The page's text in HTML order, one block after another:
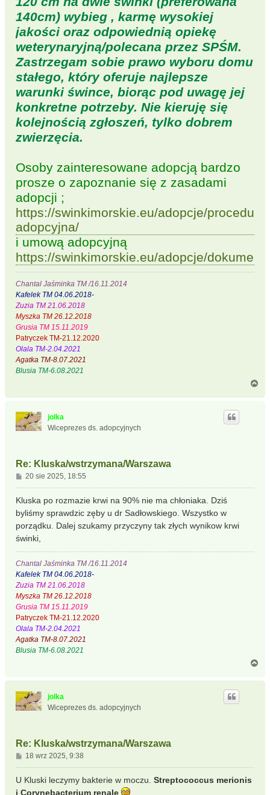
140cm) wybieg , karmę wysokiej
jakości oraz odpowiednią opiekę
weterynaryjną/polecana przez SPŚM.
Zastrzegam sobie prawo wyboru domu
stałego, który oferuje najlepsze
warunki śwince, biorąc pod uwagę jej
konkretne potrzeby. Nie kieruję się
kolejnością zgłoszeń, tylko dobrem
zwierzęcia.
Osoby zainteresowane adopcją bardzo
prosze o zapoznanie się z zasadami
adopcji ;
https://swinkimorskie.eu/adopcje/procedura-
adopcyjna/
i umową adopcyjną
https://swinkimorskie.eu/adopcje/
Chantal Jaśminka TM /16.11.2014
Kafelek TM 04.06.2018-
Zuzia TM 21.06.2018
Myszka TM 26.12.2018
Grusia TM 15.11.2019
Patryczek TM-21.12.2020
Olala TM-2.04.2021
Agatka TM-8.07.2021
Blusia TM-6.08.2021
jolka
Wiceprezes ds. adopcyjnych
Re: Kluska/wstrzymana/Warszawa
P
o
s
20 sie 2025, 18:55
Kluska po rozmazie krwi na 90% nie ma chłoniaka. Dziś
byliśmy sprawdzic zęby u dr Sadłowskiego. Wszystko w
porządku. Dalej szukamy przyczyny tak złych wynikow krwi
świnki,
Chantal Jaśminka TM /16.11.2014
Kafelek TM 04.06.2018-
Zuzia TM 21.06.2018
Myszka TM 26.12.2018
Grusia TM 15.11.2019
Patryczek TM-21.12.2020
Olala TM-2.04.2021
Agatka TM-8.07.2021
Blusia TM-6.08.2021
g
jolka
Wiceprezes ds. adopcyjnych
Re: Kluska/wstrzymana/Warszawa
P
o
s
t
18 wrz 2025, 9:38
U Kluski leczymy bakterie w moczu. Streptococcus merionis
i Corynebacterium renale